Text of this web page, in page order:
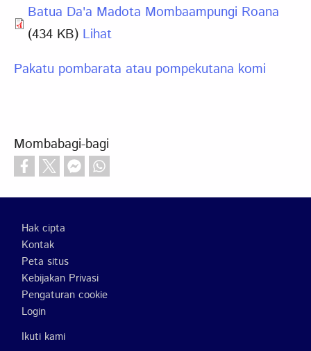
Batua Da'a Madota Mombaampungi Roana
(434 KB) Lihat
Pakatu pombarata atau pompekutana komi
Mombabagi-bagi
Footer
Hak cipta
Kontak
Peta situs
Kebijakan Privasi
Pengaturan cookie
Login
Ikuti kami